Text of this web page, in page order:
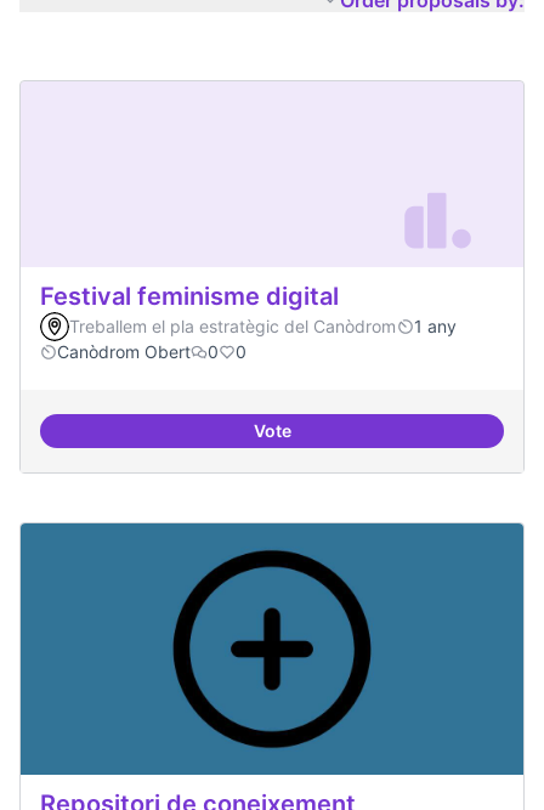
Festival feminisme digital
Treballem el pla estratègic del Canòdrom
1 any
Canòdrom Obert
0 0
VoteFestival feminisme digital
Repositori de coneixement